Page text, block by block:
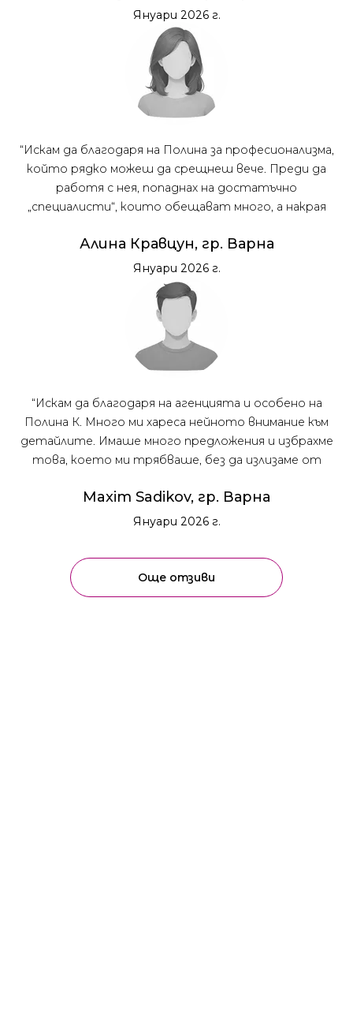
Януари 2026 г.
“Искам да благодаря на Полина за професионализма,
който рядко можеш да срещнеш вече. Преди да
работя с нея, попаднах на достатъчно
„специалисти“, които обещават много, а накрая
противоположност.”
Алина Кравцун, гр. Варна
Януари 2026 г.
“Искам да благодаря на агенцията и особено на
Полина К. Много ми хареса нейното внимание към
детайлите. Имаше много предложения и избрахме
това, което ми трябваше, без да излизаме от
на линия, 5/5”
Maxim Sadikov, гр. Варна
Януари 2026 г.
Още отзиви